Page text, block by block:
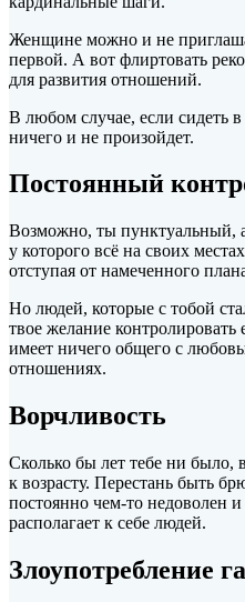
Женщине можно и не
первой. А вот флиртовать
для развития отношений.
В любом случае, если сидеть
ничего и не произойдет.
Постоянный
Возможно, ты пунктуальный,
у которого всё на своих
отступая от намеченного
Но людей, которые с тобой
твое желание
имеет ничего общего с
отношениях.
Ворчливость
Сколько бы лет тебе ни было,
к возрасту. Перестань быть
постоянно чем-то недоволен
располагает к себе людей.
Злоупотребление